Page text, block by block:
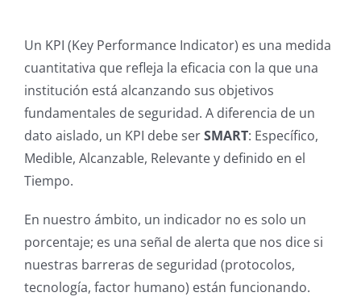
Un KPI (Key Performance Indicator) es una medida
cuantitativa que refleja la eficacia con la que una
institución está alcanzando sus objetivos
fundamentales de seguridad. A diferencia de un
dato aislado, un KPI debe serSMART: Específico,
Medible, Alcanzable, Relevante y definido en el
Tiempo.
En nuestro ámbito, un indicador no es solo un
porcentaje; es una señal de alerta que nos dice si
nuestras barreras de seguridad (protocolos,
tecnología, factor humano) están funcionando.